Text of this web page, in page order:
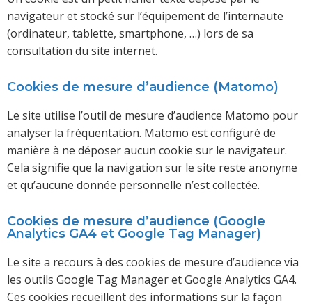
navigateur et stocké sur l’équipement de l’internaute
(ordinateur, tablette, smartphone, …) lors de sa
consultation du site internet.
Cookies de mesure d’audience (Matomo)
Le site utilise l’outil de mesure d’audience Matomo pour
analyser la fréquentation. Matomo est configuré de
manière à ne déposer aucun cookie sur le navigateur.
Cela signifie que la navigation sur le site reste anonyme
et qu’aucune donnée personnelle n’est collectée.
Cookies de mesure d’audience (Google
Analytics GA4 et Google Tag Manager)
Le site a recours à des cookies de mesure d’audience via
les outils Google Tag Manager et Google Analytics GA4.
Ces cookies recueillent des informations sur la façon